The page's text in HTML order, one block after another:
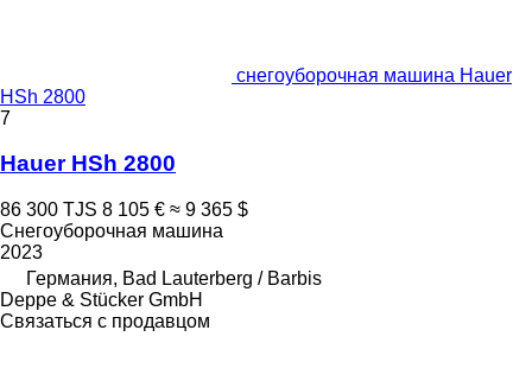
снегоуборочная машина Hauer
HSh 2800
7
Hauer HSh 2800
86 300 TJS 8 105 € ≈ 9 365 $
Снегоуборочная машина
2023
Германия, Bad Lauterberg / Barbis
Deppe & Stücker GmbH
Связаться с продавцом